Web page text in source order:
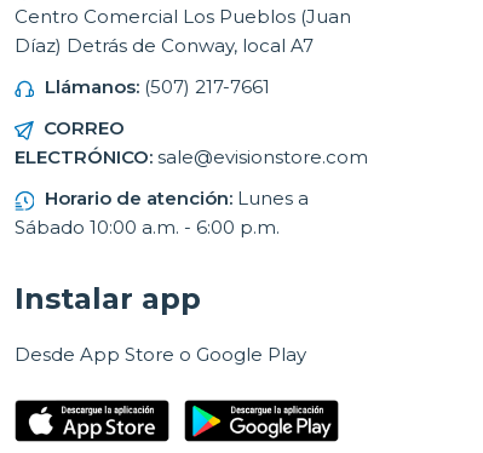
Centro Comercial Los Pueblos (Juan
Díaz) Detrás de Conway, local A7
Llámanos: (507) 217-7661
CORREO
ELECTRÓNICO: sale@evisionstore.com
Horario de atención: Lunes a
Sábado 10:00 a.m. - 6:00 p.m.
Instalar app
Desde App Store o Google Play